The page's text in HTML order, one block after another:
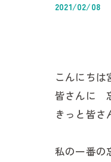
2021/02/08
こんにちは
皆さんに
きっと皆さ
私の一番の